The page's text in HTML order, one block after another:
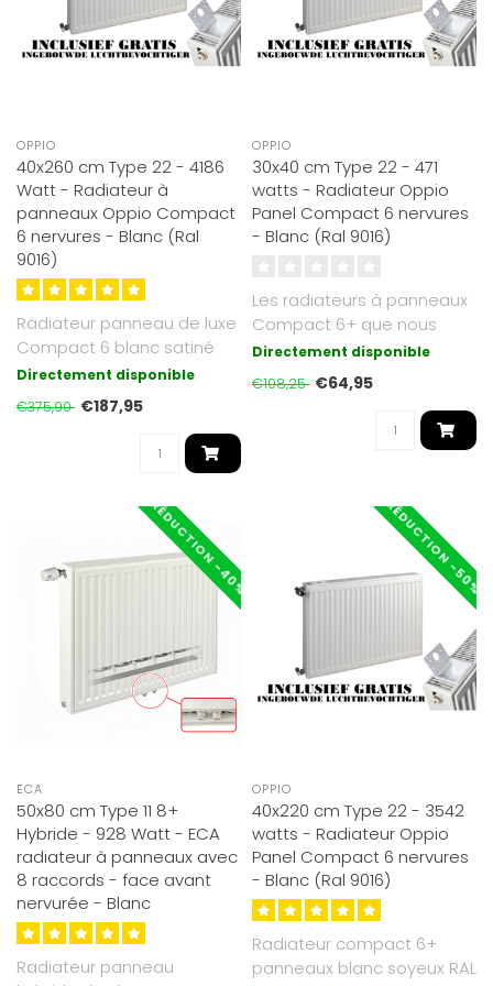
OPPIO
40x260 cm Type 22 - 4186
Watt - Radiateur à
panneaux Oppio Compact
6 nervures - Blanc (Ral
9016)
Radiateur panneau de luxe
Compact 6 blanc satiné
(RAL 9016). Doté de 6
Directement disponible
€375,90 €187,95
OPPIO
30x40 cm Type 22 - 471
watts - Radiateur Oppio
Panel Compact 6 nervures
- Blanc (Ral 9016)
Les radiateurs à panneaux
Compact 6+ que nous
proposons sont d'un blanc
soyeux ..
Directement disponible
€108,25 €64,95
RÉDUCTION -40%
ECA
50x80 cm Type 11 8+
Hybride - 928 Watt - ECA
radiateur à panneaux avec
8 raccords - face avant
nervurée - Blanc
Radiateur panneau
RÉDUCTION -50%
OPPIO
40x220 cm Type 22 - 3542
watts - Radiateur Oppio
Panel Compact 6 nervures
- Blanc (Ral 9016)
Radiateur compact 6+
panneaux blanc soyeux RAL